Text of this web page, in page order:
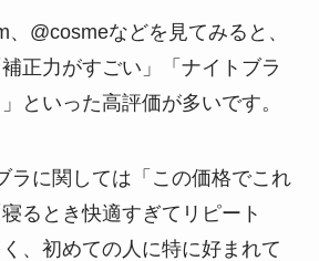
@cosmeなどを見てみると、
正力がすごい」「ナイトブラ
といった高評価が多いです。
ラに関しては「この価格でこれ
るとき快適すぎてリピート
、初めての人に特に好まれて